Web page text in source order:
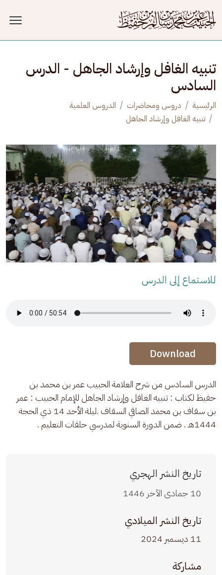
تنبيه الغافل وإرشاد الجاهل - الدرس
السادس
الرئيسية دروس ومحاضرات
الدروس العلمية
تنبيه الغافل وإرشاد الجاهل
للاستماع إلى الدرس
Audio Stream
Audio Stream
Download
الدرس السادس من شرح العلامة الحبيب عمر بن محمد بن
حفيظ لكتاب : تنبيه الغافل وإرشاد الجاهل للإمام الحبيب : عمر
بن سقاف بن محمد الصافي السقاف .ليلة الأحد 14 ذي الحجة
1444هـ . ضمن الدورة السنوية لمدرسي حلقات التعليم .
تاريخ النشر الهجري
10 جمادى الآخر 1446
تاريخ النشر الميلادي
11 ديسمبر 2024
مشاركة